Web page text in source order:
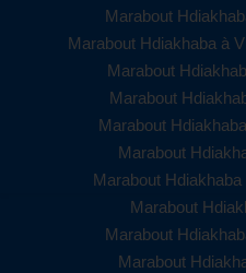
Marabout
Marabout Hdiakhaba à
Marabout
Marabout
Marabout
Marabout
Marabout
Marabout
Marabout
Marabout